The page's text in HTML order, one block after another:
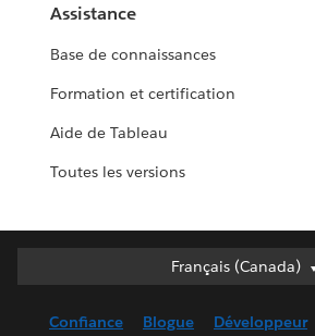
Assistance
Base de connaissances
Formation et certification
Aide de Tableau
Toutes les versions
Français (Canada)
Français (Canada)
English (UK)
Confiance Blogue Développeur